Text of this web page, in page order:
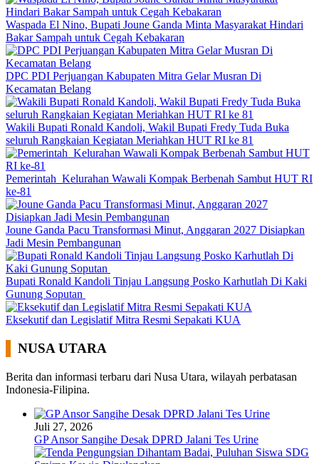
Waspada El Nino, Bupati Joune Ganda Minta Masyarakat Hindari
Bakar Sampah untuk Cegah Kebakaran
DPC PDI Perjuangan Kabupaten Mitra Gelar Musran Di
Kecamatan Belang
Wakili Bupati Ronald Kandoli, Wakil Bupati Fredy Tuda Buka
seluruh Rangkaian Kegiatan Meriahkan HUT RI ke 81
Pemerintah Kelurahan Wawali Kompak Berbenah Sambut HUT RI
ke-81
Joune Ganda Pacu Transformasi Minut, Anggaran 2027 Disiapkan
Jadi Mesin Pembangunan
Bupati Ronald Kandoli Tinjau Langsung Posko Karhutlah Di Kaki
Gunung Soputan
Eksekutif dan Legislatif Mitra Resmi Sepakati KUA
NUSA UTARA
Berita dan informasi terbaru dari Nusa Utara, wilayah perbatasan
Indonesia-Filipina.
Juli 27, 2026
GP Ansor Sangihe Desak DPRD Jalani Tes Urine